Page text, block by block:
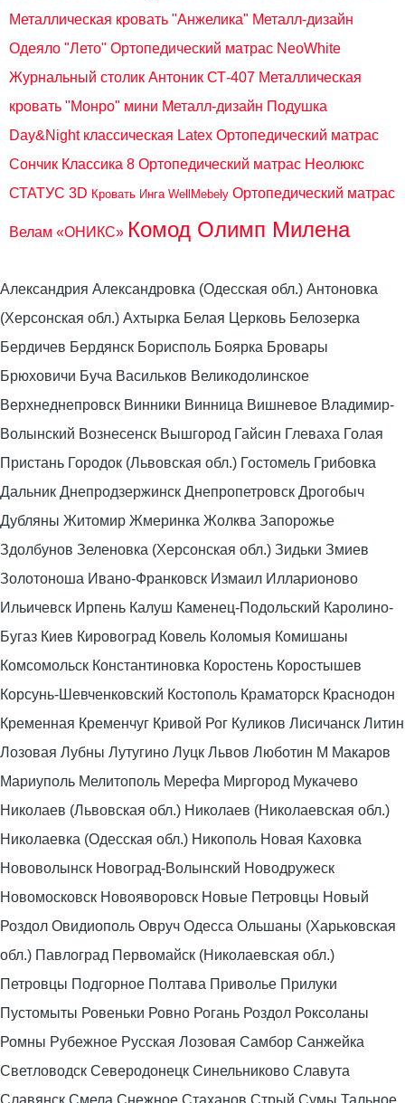
Металлическая кровать "Анжелика" Металл-дизайн
Одеяло "Лето" Ортопедический матрас NeoWhite
Журнальный столик Антоник СТ-407 Металлическая
кровать "Монро" мини Металл-дизайн Подушка
Day&Night классическая Latex Ортопедический матрас
Сончик Классика 8 Ортопедический матрас Неолюкс
СТАТУС 3D Кровать Инга WellMebely Ортопедический матрас
Велам «ОНИКС» Комод Олимп Милена
Александрия Александровка (Одесская обл.) Антоновка
(Херсонская обл.) Ахтырка Белая Церковь Белозерка
Бердичев Бердянск Борисполь Боярка Бровары
Брюховичи Буча Васильков Великодолинское
Верхнеднепровск Винники Винница Вишневое Владимир-
Волынский Вознесенск Вышгород Гайсин Глеваха Голая
Пристань Городок (Львовская обл.) Гостомель Грибовка
Дальник Днепродзержинск Днепропетровск Дрогобыч
Дубляны Житомир Жмеринка Жолква Запорожье
Здолбунов Зеленовка (Херсонская обл.) Зидьки Змиев
Золотоноша Ивано-Франковск Измаил Илларионово
Ильичевск Ирпень Калуш Каменец-Подольский Каролино-
Бугаз Киев Кировоград Ковель Коломыя Комишаны
Комсомольск Константиновка Коростень Коростышев
Корсунь-Шевченковский Костополь Краматорск Краснодон
Кременная Кременчуг Кривой Рог Куликов Лисичанск Литин
Лозовая Лубны Лутугино Луцк Львов Люботин М Макаров
Мариуполь Мелитополь Мерефа Миргород Мукачево
Николаев (Львовская обл.) Николаев (Николаевская обл.)
Николаевка (Одесская обл.) Никополь Новая Каховка
Нововолынск Новоград-Волынский Новодружеск
Новомосковск Новояворовск Новые Петровцы Новый
Роздол Овидиополь Овруч Одесса Ольшаны (Харьковская
обл.) Павлоград Первомайск (Николаевская обл.)
Петровцы Подгорное Полтава Приволье Прилуки
Пустомыты Ровеньки Ровно Рогань Роздол Роксоланы
Ромны Рубежное Русская Лозовая Самбор Санжейка
Светловодск Северодонецк Синельниково Славута